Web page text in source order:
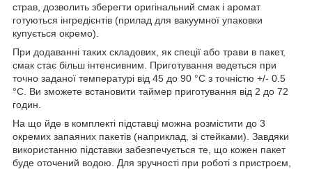
страв, дозволить зберегти оригінальний смак і аромат
готуються інгредієнтів (прилад для вакуумної упаковки
купується окремо).
При додаванні таких складових, як спеції або трави в пакет,
смак стає більш інтенсивним. Приготування ведеться при
точно заданої температурі від 45 до 90 °C з точністю +/- 0.5
°C. Ви зможете встановити таймер приготування від 2 до 72
годин.
На що йде в комплекті підставці можна розмістити до 3
окремих запаяних пакетів (наприклад, зі стейками). Завдяки
використанню підставки забезпечується те, що кожен пакет
буде оточений водою. Для зручності при роботі з пристроєм,